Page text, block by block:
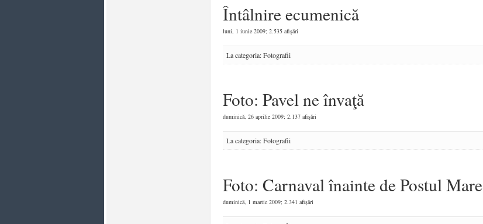
Întâlnire ecumenică
luni, 1 iunie 2009; 2.535 afişări
La categoria:Fotografii
Foto: Pavel ne învaţă
duminică, 26 aprilie 2009; 2.137 afişări
La categoria:Fotografii
Foto: Carnaval înainte de Postul Mare
duminică, 1 martie 2009; 2.341 afişări